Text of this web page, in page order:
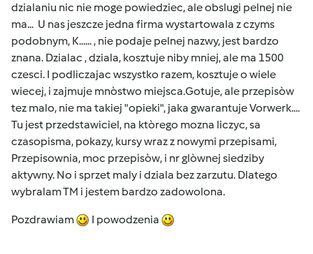
dzialaniu nic nie moge powiedziec, ale obslugi pelnej nie
ma... U nas jeszcze jedna firma wystartowala z czyms
podobnym, K...... , nie podaje pelnej nazwy, jest bardzo
znana. Dzialac , dziala, kosztuje niby mniej, ale ma 1500
czesci. I podliczajac wszystko razem, kosztuje o wiele
wiecej, i zajmuje mnòstwo miejsca.Gotuje, ale przepisòw
tez malo, nie ma takiej "opieki", jaka gwarantuje Vorwerk....
Tu jest przedstawiciel, na ktòrego mozna liczyc, sa
czasopisma, pokazy, kursy wraz z nowymi przepisami,
Przepisownia, moc przepisòw, i nr glòwnej siedziby
aktywny. No i sprzet maly i dziala bez zarzutu. Dlatego
wybralam TM i jestem bardzo zadowolona.
Pozdrawiam I powodzenia